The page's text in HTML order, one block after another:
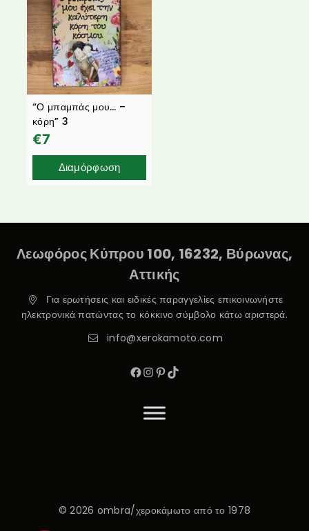
“Ο μπαμπάς μου… –
κόρη” 3
€7
Διαμόρφωση
Λεωφόρος Κύπρου 100, 16232, Βύρωνας,
Αττικής
Για ερωτήσεις και ειδικές παραγγελίες επικοινωνήστε
ηλεκτρονικά πατώντας το κόκκινο σύμβολο κάτω αριστερά.
info@xerokamoto.com
© 2026 ombra/χεροκάμωτο από το 1978